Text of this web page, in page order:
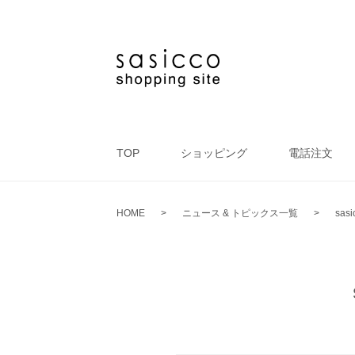
TOP ショッピング 電話注文
HOME > ニュース & トピックス一覧 >